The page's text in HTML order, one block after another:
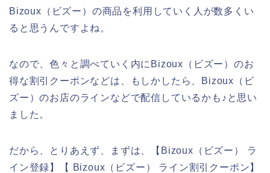
Bizoux（ビズー）の商品を利用していく人が数多くい
ると思うんですよね。
なので、色々と調べていく内にBizoux（ビズー）のお
得な割引クーポンなどは、もしかしたら、Bizoux（ビ
ズー）のお店のラインなどで配信しているかも♪と思い
ました。
だから、とりあえず、まずは、【Bizoux（ビズー） ラ
イン登録】【 Bizoux（ビズー） ライン割引クーポン】